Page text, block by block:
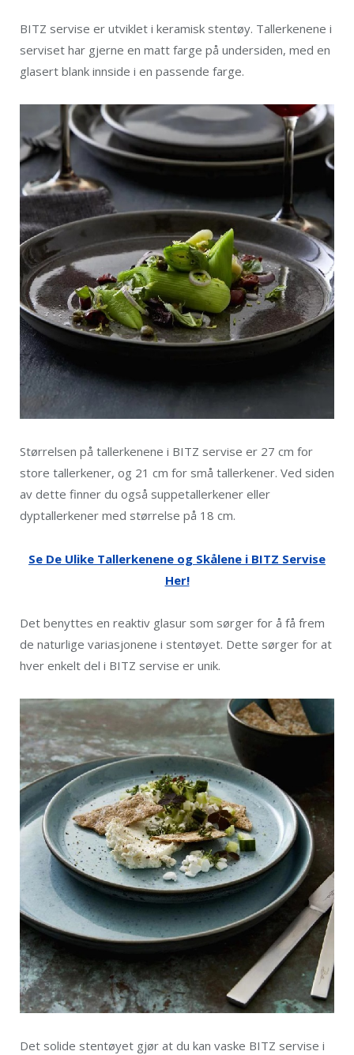
BITZ servise er utviklet i keramisk stentøy. Tallerkenene i
serviset har gjerne en matt farge på undersiden, med en
glasert blank innside i en passende farge.
Størrelsen på tallerkenene i BITZ servise er 27 cm for
store tallerkener, og 21 cm for små tallerkener. Ved siden
av dette finner du også suppetallerkener eller
dyptallerkener med størrelse på 18 cm.
Se De Ulike Tallerkenene og Skålene i BITZ Servise
Her!
Det benyttes en reaktiv glasur som sørger for å få frem
de naturlige variasjonene i stentøyet. Dette sørger for at
hver enkelt del i BITZ servise er unik.
Det solide stentøyet gjør at du kan vaske BITZ servise i